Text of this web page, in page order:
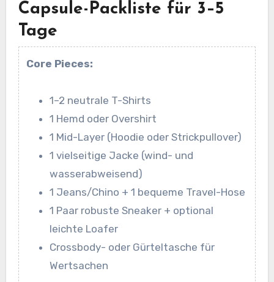
Capsule-Packliste für 3–5
Tage
Core Pieces:
1–2 neutrale T-Shirts
1 Hemd oder Overshirt
1 Mid-Layer (Hoodie oder Strickpullover)
1 vielseitige Jacke (wind- und
wasserabweisend)
1 Jeans/Chino + 1 bequeme Travel-Hose
1 Paar robuste Sneaker + optional
leichte Loafer
Crossbody- oder Gürteltasche für
Wertsachen